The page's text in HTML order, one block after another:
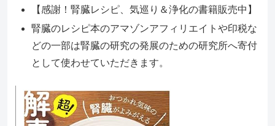
【感謝！腎臓レシピ、気巡り＆浄化の書籍販売中】
腎臓のレシピ本のアマゾンアフィリエイトや印税な
どの一部は腎臓の研究の発展のための研究所へ寄付
として使わせていただきます。